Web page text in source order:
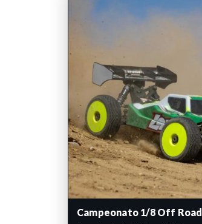
Campeonato 1/8 Off Road